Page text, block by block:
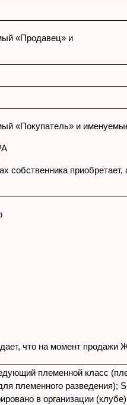
«Продавец» и
«Покупатель» и
собственника
что на момент продажи
племенной класс
племенного разведения);
в организации